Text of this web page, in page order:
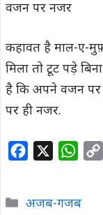
वजन पर नजर
कहावत है माल-ए-
मिला तो टूट पड़े
है कि अपने वजन पर
पर ही नजर.
e
W
t
Categories
अजब-गजब